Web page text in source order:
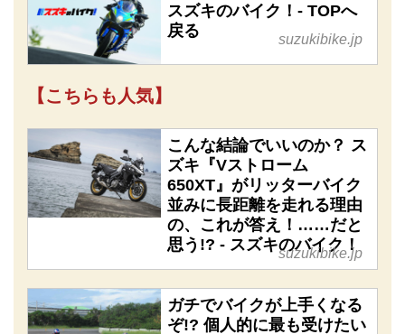
スズキのバイク！- TOPへ
戻る
suzukibike.jp
【こちらも人気】
こんな結論でいいのか？ ス
ズキ『Vストローム
650XT』がリッターバイク
並みに長距離を走れる理由
の、これが答え！……だと
思う!? - スズキのバイク！
suzukibike.jp
ガチでバイクが上手くなる
ぞ!? 個人的に最も受けたい